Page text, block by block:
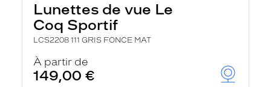
Lunettes de vue Le
Coq Sportif
LCS2208 111 GRIS FONCE MAT
À partir de
149,00 €